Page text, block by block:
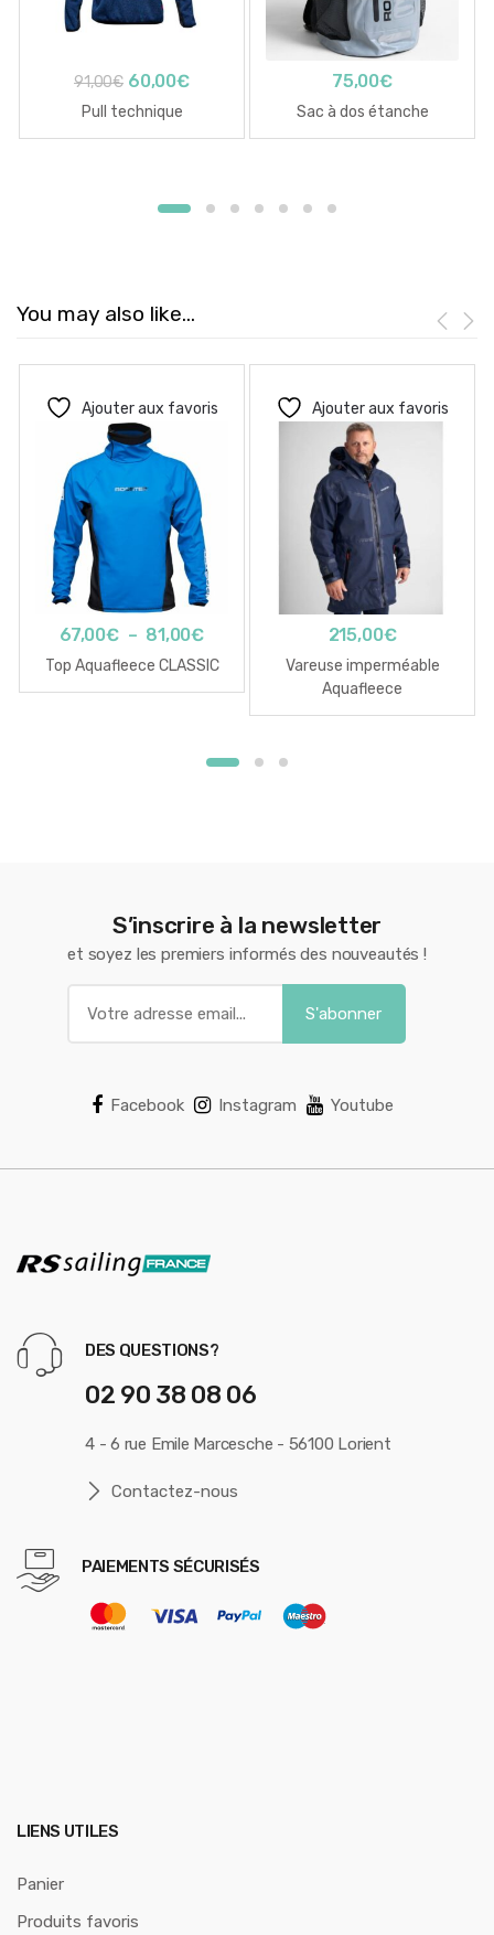
91,00€ Le
prix
initial
60,00€Le
actuel
Pull technique
75,00€
Sac à dos étanche
You may also like…
Ajouter aux favoris
67,00€ – 81,00€Plage
de
prix :
67,00€
81,00€
Top Aquafleece CLASSIC
Ajouter aux favoris
215,00€
Vareuse imperméable
Aquafleece
S’inscrire à la newsletter
et soyez les premiers informés des nouveautés !
Facebook Instagram Youtube
DES QUESTIONS?
02 90 38 08 06
4 - 6 rue Emile Marcesche - 56100 Lorient
Contactez-nous
PAIEMENTS SÉCURISÉS
LIENS UTILES
Panier
Produits favoris